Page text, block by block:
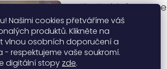
Našimi cookies přetváříme váš
produktů. Klikněte na
vlnou osobních doporučení a
- respektujeme vaše soukromí.
digitální stopy zde.
Užitečné informace
Tabulky velikostí
Péče o produkty
Certifikáty